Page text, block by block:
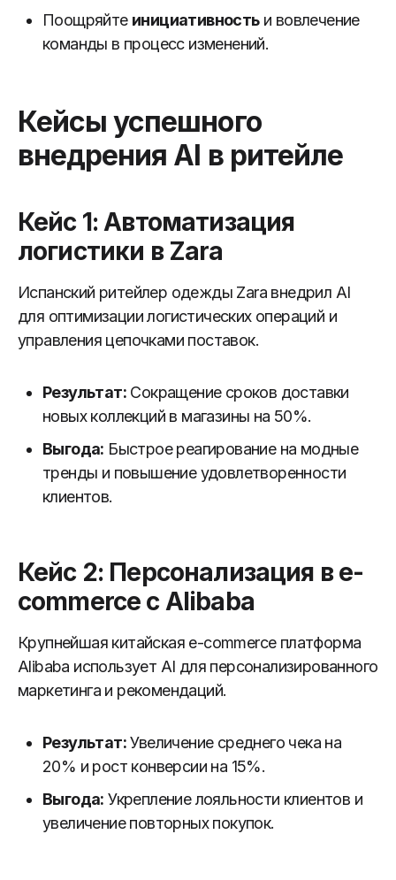
Поощряйте инициативностьи вовлечение
команды в процесс изменений.
Кейсы успешного
внедрения AI в ритейле
Кейс 1: Автоматизация
логистики в Zara
Испанский ритейлер одежды Zara внедрил AI
для оптимизации логистических операций и
управления цепочками поставок.
Результат: Сокращение сроков доставки
новых коллекций в магазины на 50%.
Выгода: Быстрое реагирование на модные
тренды и повышение удовлетворенности
клиентов.
Кейс 2: Персонализация в e-
commerce с Alibaba
Крупнейшая китайская e-commerce платформа
Alibaba использует AI для персонализированного
маркетинга и рекомендаций.
Результат:Увеличение среднего чека на
20% и рост конверсии на 15%.
Выгода: Укрепление лояльности клиентов и
увеличение повторных покупок.